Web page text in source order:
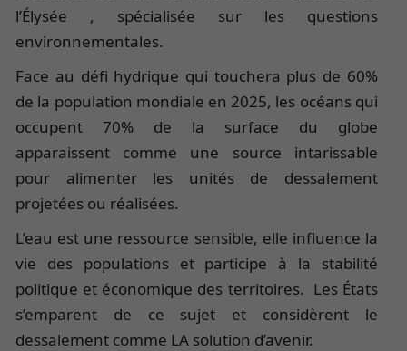
l’Élysée , spécialisée sur les questions
environnementales.
Face au défi hydrique qui touchera plus de 60%
de la population mondiale en 2025, les océans qui
occupent 70% de la surface du globe
apparaissent comme une source intarissable
pour alimenter les unités de dessalement
projetées ou réalisées.
L’eau est une ressource sensible, elle influence la
vie des populations et participe à la stabilité
politique et économique des territoires. Les États
s’emparent de ce sujet et considèrent le
dessalement comme LA solution d’avenir.